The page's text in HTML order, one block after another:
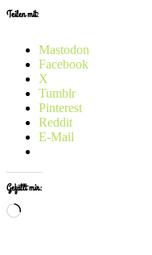
Teilen mit:
Mastodon
Facebook
X
Tumblr
Pinterest
Reddit
E-Mail
Gefällt mir:
Wird